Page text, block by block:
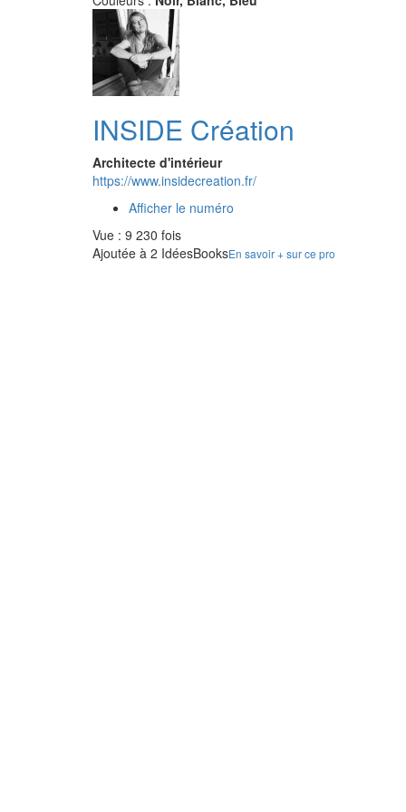
INSIDE Création
Architecte d'intérieur
https://www.insidecreation.fr/
Afficher le numéro
Vue : 9 230 fois
Ajoutée à 2 IdéesBooksEn savoir + sur ce pro